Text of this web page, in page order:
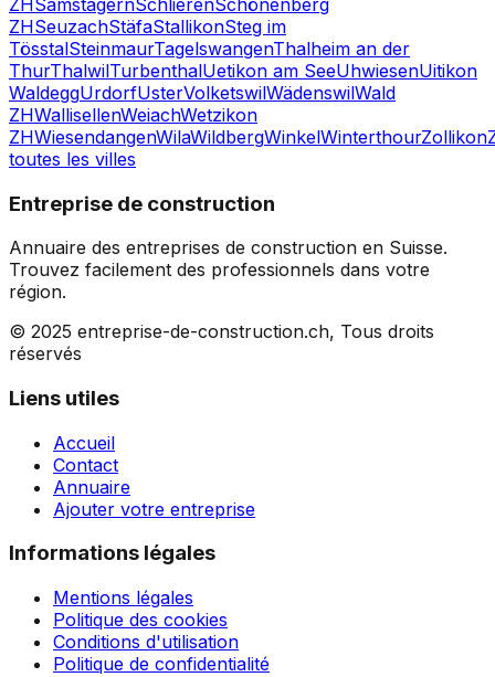
ZHSeuzachStäfaStallikonSteg im
TösstalSteinmaurTagelswangenThalheim an der
ThurThalwilTurbenthalUetikon am SeeUhwiesenUitikon
WaldeggUrdorfUsterVolketswilWädenswilWald
ZHWallisellenWeiachWetzikon
ZHWiesendangenWilaWildbergWinkelWinterthourZollikon
toutes les villes
Entreprise de construction
Annuaire des entreprises de construction en Suisse.
Trouvez facilement des professionnels dans votre
région.
© 2025 entreprise-de-construction.ch, Tous droits
réservés
Liens utiles
Accueil
Contact
Annuaire
Ajouter votre entreprise
Informations légales
Mentions légales
Politique des cookies
Conditions d'utilisation
Politique de confidentialité